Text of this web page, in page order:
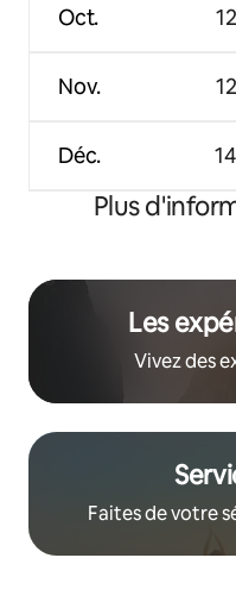
Oct.
Nov.
Déc.
Plus
Les
Vivez des
Faites de votre